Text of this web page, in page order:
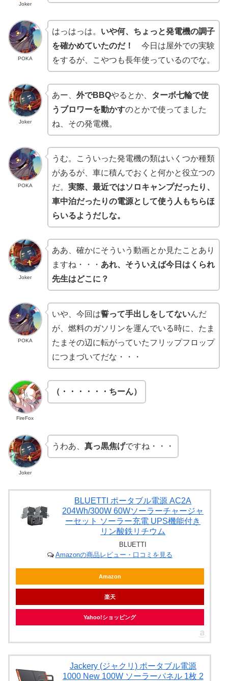
Joker
POKA
はっはっは。 いや何、ちょっと発電機の調子
を確かめていたのだ！
今日は屋外での実験
をするが、こやつも長年使っているのでな。
Joker
あー、 外でBBQやるとか、 ターボ七輪で使
うブロワーを動かすのとかで使ってました
ね、その発電機。
POKA
うむ。こういった発電機の類はいくつか種類
があるが、車に積んでおくと何かと役立つの
だ。 実際、最近ではソロキャンプだったり、
車中泊だったりの電源として使う人もちらほ
らいるようだしな。
Joker
ああ、確かにそういう動画とか見たことあり
ますね・・・ あれ、そういえば今日はくられ
先生はどこに？
POKA
いや、今回は誓って手出しをしてないんだ
が、燃料のガソリンを運んでいる時に、たま
たまその辺に転がっていたフリップフロップ
につまづいてだな・・・
FireFox
（・・・・・・ちーん）
Joker
うわあ、 真っ黒焦げですね・・・
BLUETTI ポータブル電源 AC2A
204Wh/300W 60Wソーラーチャージャ
ーセット ソーラー充電 UPS機能付き
リン酸鉄リチウム
BLUETTI
Amazonの商品レビュー・口コミを見る
Amazon
楽天
Yahoo!ショッピング
Jackery (ジャクリ) ポータブル電源
1000 New 100W ソーラーパネル 1枚 2